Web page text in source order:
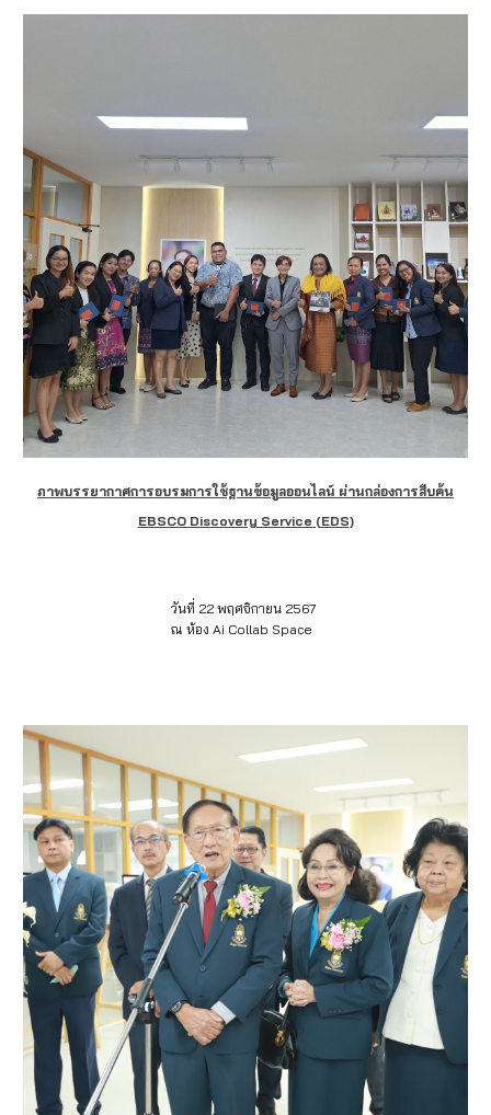
ภาพบรรยากาศการอบรมการใช้ฐานข้อมูลออนไลน์ ผ่านกล่องการสืบค้น
EBSCO Discovery Service (EDS)
วันที่ 22 พฤศจิกายน 2567
ณ ห้อง Ai Collab Space